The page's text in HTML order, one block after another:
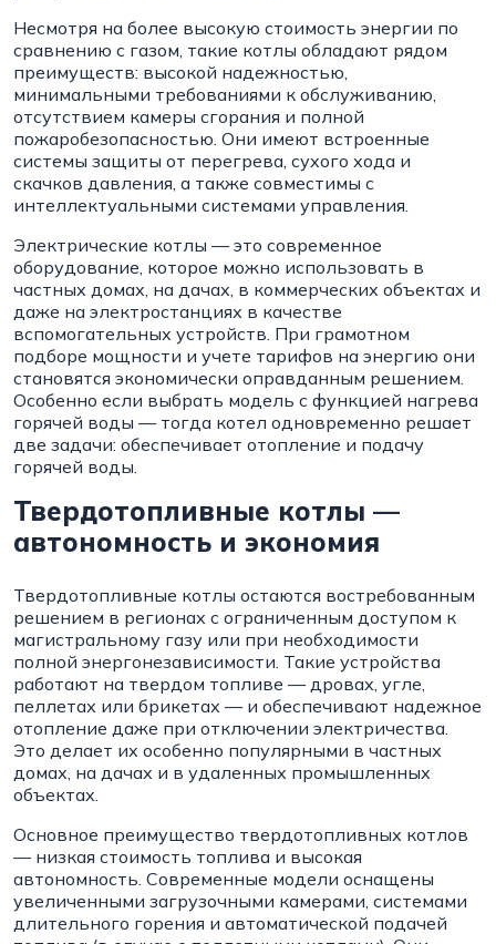
Несмотря на более высокую стоимость энергии по
сравнению с газом, такие котлы обладают рядом
преимуществ: высокой надежностью,
минимальными требованиями к обслуживанию,
отсутствием камеры сгорания и полной
пожаробезопасностью. Они имеют встроенные
системы защиты от перегрева, сухого хода и
скачков давления, а также совместимы с
интеллектуальными системами управления.
Электрические котлы — это современное
оборудование, которое можно использовать в
частных домах, на дачах, в коммерческих объектах и
даже на электростанциях в качестве
вспомогательных устройств. При грамотном
подборе мощности и учете тарифов на энергию они
становятся экономически оправданным решением.
Особенно если выбрать модель с функцией нагрева
горячей воды — тогда котел одновременно решает
две задачи: обеспечивает отопление и подачу
горячей воды.
Твердотопливные котлы —
автономность и экономия
Твердотопливные котлы остаются востребованным
решением в регионах с ограниченным доступом к
магистральному газу или при необходимости
полной энергонезависимости. Такие устройства
работают на твердом топливе — дровах, угле,
пеллетах или брикетах — и обеспечивают надежное
отопление даже при отключении электричества.
Это делает их особенно популярными в частных
домах, на дачах и в удаленных промышленных
объектах.
Основное преимущество твердотопливных котлов
— низкая стоимость топлива и высокая
автономность. Современные модели оснащены
увеличенными загрузочными камерами, системами
длительного горения и автоматической подачей